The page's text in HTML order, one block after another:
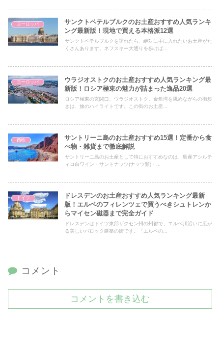
ヨーロッパ
サンクトペテルブルクのお土産おすすめ人気ランキ
ング最新版！現地で買える本格派12選
サンクトペテルブルクを訪れたら、絶対に手に入れたいお土産がた
くさんあります。ネフスキー大通りを歩けば...
ヨーロッパ
ウラジオストクのお土産おすすめ人気ランキング最
新版！ロシア極東の魅力が詰まった逸品20選
ロシア極東の玄関口、ウラジオストク。金角湾を眺めながらの街歩
きは、旅のハイライトです。この街のお土産...
西欧
サントリーニ島のお土産おすすめ15選！定番から食
べ物・雑貨まで徹底解説
サントリーニ島のお土産として特におすすめなのは、島産アシルテ
ィコ白ワイン・サントナッツ(ナッツ類)・...
ドイツ
ドレスデンのお土産おすすめ人気ランキング最新
版！エルベのフィレンツェで買うべきシュトレンか
らマイセン磁器まで完全ガイド
ドレスデンはドイツ東部ザクセン州の州都で、エルベ川沿いに広が
る美しいバロック建築の街です。「エルベの...
コメント
コメントを書き込む